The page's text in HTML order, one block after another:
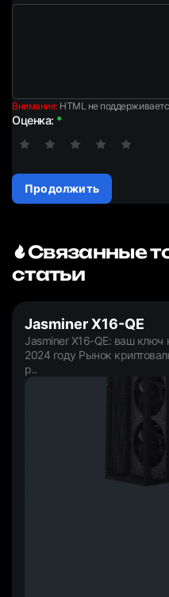
Внимание:HTML не
Оценка:
Продолжить
Связанные
статьи
Jasminer X16-QE
Jasminer X16-QE: ваш
2024 году Рынок
р..